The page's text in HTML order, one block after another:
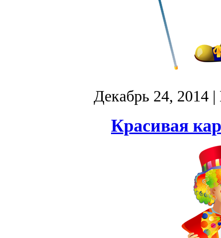
Декабрь 24, 2014|
Красивая